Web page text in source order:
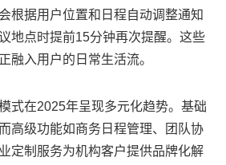
根据用户位置和日程自动调整通知
地点时提前15分钟再次提醒。这些
融入用户的日常生活流。
式在2025年呈现多元化趋势。基础
高级功能如商务日程管理、团队协
定制服务为机构客户提供品牌化解